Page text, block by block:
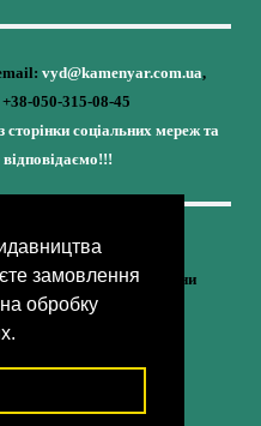
замовлення
обробку
vyd@kamenyar.com.ua,
050-315-08-45
сторінки соціальних мереж та
внесок у спротив,
перемогу України